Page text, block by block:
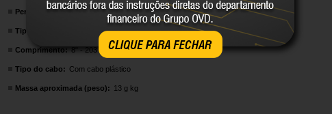
CLIQUE PARA FECHAR
Perfil: Chata
Tipo do picado:
Comprimento: 8" - 203 mm
Tipo do cabo: Com cabo plástico
Massa aproximada (peso): 13 g kg